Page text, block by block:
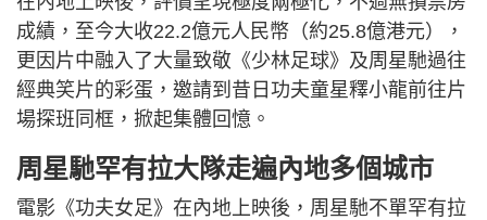
成績，至今大收22.2億元人民幣（約25.8億港元），
更因片中融入了大量致敬《少林足球》及周星馳過往
經典笑片的彩蛋，邀請到昔日功夫童星釋小龍前往片
場探班同框，掀起集體回憶。
周星馳罕有拉大隊走遍內地多個城市
電影《功夫女足》在內地上映後，周星馳不單罕有拉